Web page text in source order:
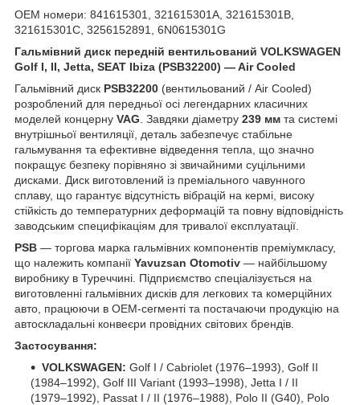
OEM номери: 841615301, 321615301A, 321615301B,
321615301C, 3256152891, 6N0615301G
Гальмівний диск передній вентильований VOLKSWAGEN
Golf I, II, Jetta, SEAT Ibiza (PSB32200) — Air Cooled
Гальмівний диск PSB32200 (вентильований / Air Cooled)
розроблений для передньої осі легендарних класичних
моделей концерну VAG . Завдяки діаметру 239 мм та системі
внутрішньої вентиляції, деталь забезпечує стабільне
гальмування та ефективне відведення тепла, що значно
покращує безпеку порівняно зі звичайними суцільними
дисками. Диск виготовлений із преміального чавунного
сплаву, що гарантує відсутність вібрацій на кермі, високу
стійкість до температурних деформацій та повну відповідність
заводським специфікаціям для тривалої експлуатації.
PSB — торгова марка гальмівних компонентів преміумкласу,
що належить компанії Yavuzsan Otomotiv — найбільшому
виробнику в Туреччині. Підприємство спеціалізується на
виготовленні гальмівних дисків для легкових та комерційних
авто, працюючи в OEM-сегменті та постачаючи продукцію на
автоскладальні конвеєри провідних світових брендів.
Застосування:
VOLKSWAGEN: Golf I / Cabriolet (1976–1993), Golf II
(1984–1992), Golf III Variant (1993–1998), Jetta I / II
(1979–1992), Passat I / II (1976–1988), Polo II (G40), Polo